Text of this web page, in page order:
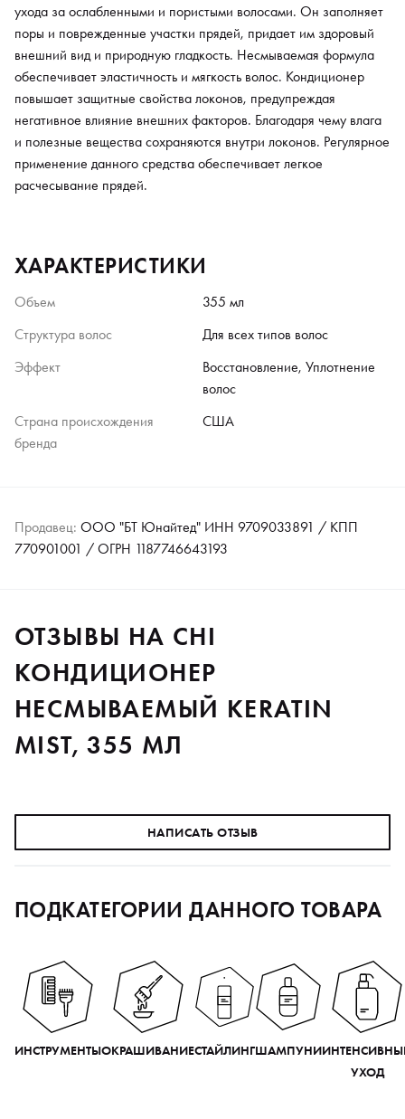
ухода за ослабленными и пористыми волосами. Он заполняет
поры и поврежденные участки прядей, придает им здоровый
внешний вид и природную гладкость. Несмываемая формула
обеспечивает эластичность и мягкость волос. Кондиционер
повышает защитные свойства локонов, предупреждая
негативное влияние внешних факторов. Благодаря чему влага
и полезные вещества сохраняются внутри локонов. Регулярное
применение данного средства обеспечивает легкое
расчесывание прядей.
ХАРАКТЕРИСТИКИ
Объем
355 мл
Структура волос
Для всех типов волос
Эффект
Восстановление, Уплотнение
волос
Страна происхождения
бренда
США
Продавец: ООО "БТ Юнайтед" ИНН 9709033891 / КПП
770901001 / ОГРН 1187746643193
ОТЗЫВЫ НА CHI
КОНДИЦИОНЕР
НЕСМЫВАЕМЫЙ KERATIN
MIST, 355 МЛ
НАПИСАТЬ ОТЗЫВ
ПОДКАТЕГОРИИ ДАННОГО ТОВАРА
ИНСТРУМЕНТЫОКРАШИВАНИЕСТАЙЛИНГШАМПУНИ
УХОД